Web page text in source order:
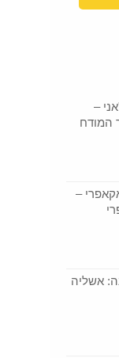
–
המודח
–
אשליה